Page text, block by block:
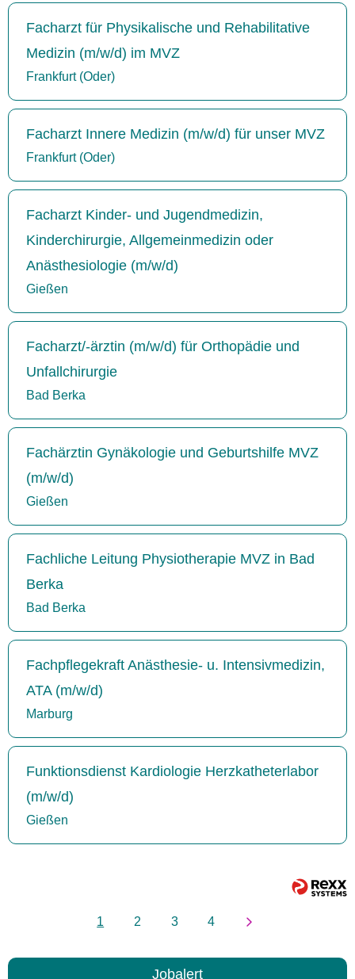
Facharzt für Physikalische und Rehabilitative
Medizin (m/w/d) im MVZ
Frankfurt (Oder)
Facharzt Innere Medizin (m/w/d) für unser MVZ
Frankfurt (Oder)
Facharzt Kinder- und Jugendmedizin,
Kinderchirurgie, Allgemeinmedizin oder
Anästhesiologie (m/w/d)
Gießen
Facharzt/-ärztin (m/w/d) für Orthopädie und
Unfallchirurgie
Bad Berka
Fachärztin Gynäkologie und Geburtshilfe MVZ
(m/w/d)
Gießen
Fachliche Leitung Physiotherapie MVZ in Bad
Berka
Bad Berka
Fachpflegekraft Anästhesie- u. Intensivmedizin,
ATA (m/w/d)
Marburg
Funktionsdienst Kardiologie Herzkatheterlabor
(m/w/d)
Gießen
1 2 3 4
Jobalert